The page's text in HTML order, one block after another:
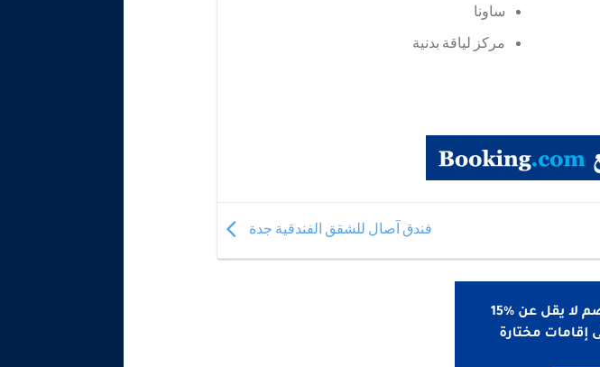
ساونا
مركز لياقة بدنية
فندق آصال للشقق الفندقية جدة